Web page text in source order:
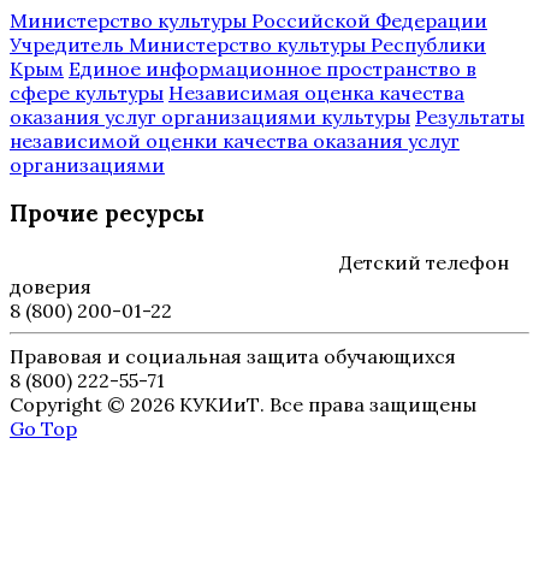
Министерство культуры Российской Федерации
Учредитель Министерство культуры Республики
Крым Единое информационное пространство в
сфере культуры Независимая оценка качества
оказания услуг организациями культуры Результаты
независимой оценки качества оказания услуг
организациями
Прочие ресурсы
Детский телефон
доверия
8 (800) 200-01-22
Правовая и социальная защита обучающихся
8 (800) 222-55-71
Copyright © 2026 КУКИиТ. Все права защищены
Go Top